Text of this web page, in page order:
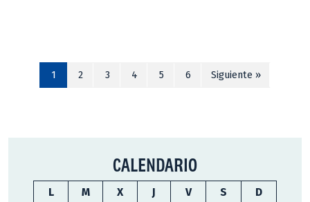
1 2 3 4 5 6 Siguiente »
CALENDARIO
L M X J V S
D